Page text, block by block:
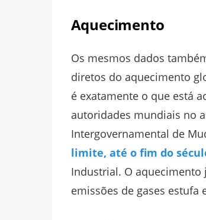
Aquecimento
Os mesmos dados
diretos do aquecimento
é exatamente o que está
autoridades mundiais no
Intergovernamental de
limite, até o fim do
Industrial. O aquecimento
emissões de gases